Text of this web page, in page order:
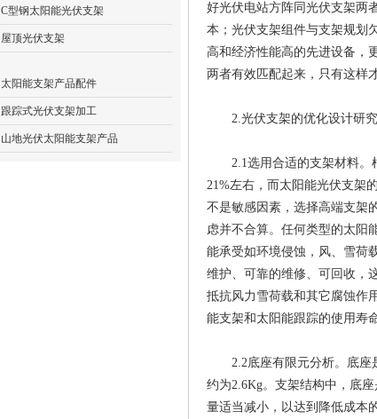
C型钢太阳能光伏支架
屋顶光伏支架
太阳能支架产品配件
跟踪式光伏支架加工
山地光伏太阳能支架产品
好光伏电站方阵同光伏支架两
本；光伏支架组件与支架规划
高和经济性能高的先进设备，
两者有效匹配起来，只有这样
2.光伏支架的优化设计研究
2.1选用合适的支架材料。根
21%左右，而太阳能光伏支架
不是敏感因素，选择高端支架
虑并不合算。任何类型的太阳
能承受如环境侵蚀，风、雪荷
维护、可靠的维修、可回收，
抵抗风力雪荷载和其它腐蚀作
能支架和太阳能跟踪的使用寿命
2.2底座有限元分析。底座
约为2.6Kg。支架结构中，底
量适当减小，以达到降低成本